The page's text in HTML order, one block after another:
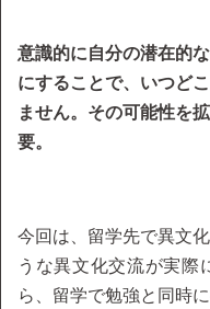
意識的に自分の潜在的
にすることで、いつど
ません。その可能性を
要。
今回は、留学先で異文
うな異文化交流が実際
ら、留学で勉強と同時